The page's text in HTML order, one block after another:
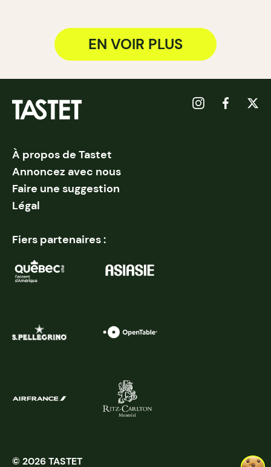
EN VOIR PLUS
À propos de Tastet
Annoncez avec nous
Faire une suggestion
Légal
Fiers partenaires :
© 2026 TASTET